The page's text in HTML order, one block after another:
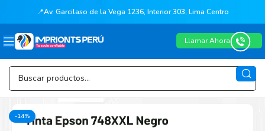
📍Av. Garcilaso de la Vega 1236, Interior 303, Lima Centro
Llamar Ahora
-14%